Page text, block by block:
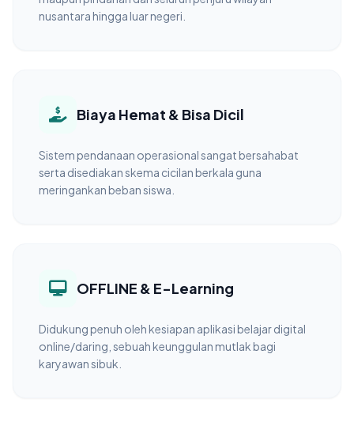
nusantara hingga luar negeri.
Biaya Hemat & Bisa Dicil
Sistem pendanaan operasional sangat bersahabat
serta disediakan skema cicilan berkala guna
meringankan beban siswa.
OFFLINE & E-Learning
Didukung penuh oleh kesiapan aplikasi belajar digital
online/daring, sebuah keunggulan mutlak bagi
karyawan sibuk.